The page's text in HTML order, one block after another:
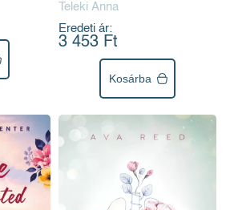
Teleki Anna
Eredeti ár:
3 453 Ft
Kosárba